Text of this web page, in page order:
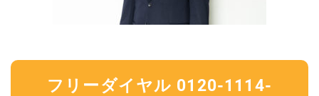
フリーダイヤル 0120-1114-